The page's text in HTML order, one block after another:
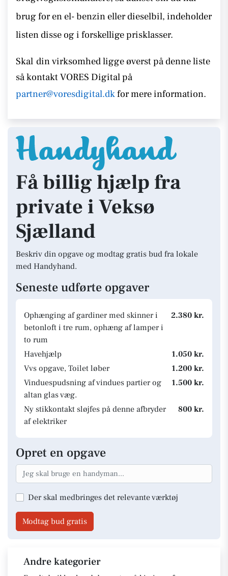
brug for en el- benzin eller dieselbil, indeholder
listen disseog i forskellige prisklasser.
Skal din virksomhed ligge øverst på denne liste
så kontaktVORES Digital på
partner@voresdigital.dkfor mere information.
Få billig hjælp fra
private i Veksø
Sjælland
Beskriv din opgave og modtag gratis bud fra lokale
med Handyhand.
Seneste udførte opgaver
Ophænging af gardiner med skinner i
betonloft i tre rum, ophæng af lamper i
to rum
2.380 kr.
Havehjælp
1.050 kr.
Vvs opgave, Toilet løber
1.200 kr.
Vinduespudsning af vindues partier og
altan glas væg.
1.500 kr.
Ny stikkontakt sløjfes på denne afbryder
af elektriker
800 kr.
Opret en opgave
Der skal medbringes det relevante værktøj
Modtag bud gratis
Andre kategorier